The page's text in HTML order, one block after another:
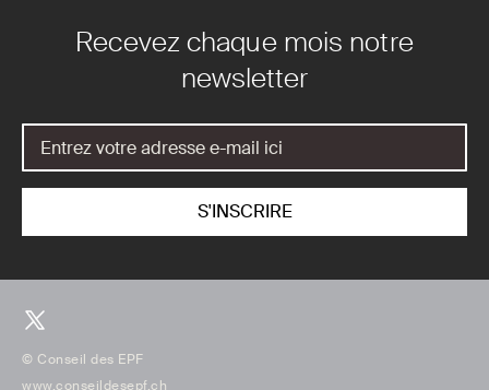
Recevez chaque mois notre
newsletter
© Conseil des EPF
www.conseildesepf.ch